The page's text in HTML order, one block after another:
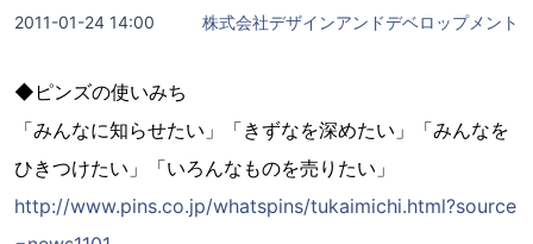
2011-01-24 14:00 株式会社デザインアンドデベロップメント
◆ピンズの使いみち
「みんなに知らせたい」「きずなを深めたい」「みんなを
ひきつけたい」「いろんなものを売りたい」
http://www.pins.co.jp/whatspins/tukaimichi.html?source